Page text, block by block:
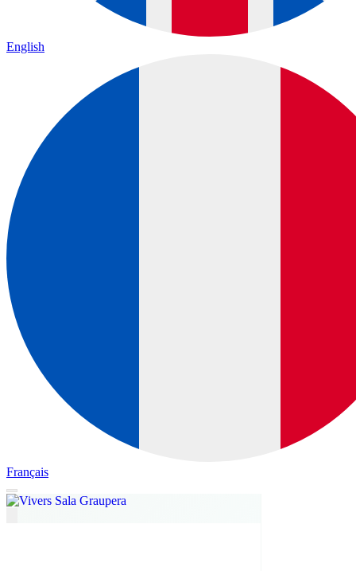
English
Français